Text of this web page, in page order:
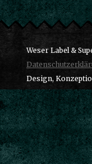
Weser Label &
Design,